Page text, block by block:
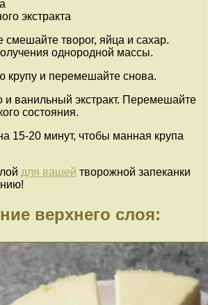
экстракта
творог, яйца и сахар.
однородной массы.
крупу и перемешайте снова.
и ванильный экстракт. Перемешайте
состояния.
15-20 минут, чтобы манная крупа
для вашей творожной запеканки
верхнего слоя: